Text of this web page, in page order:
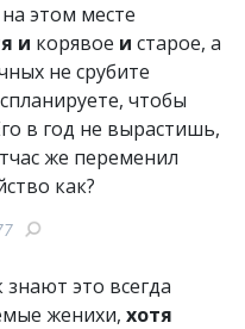
на этом месте
и корявое и старое, а
не срубите
чтобы
в год не вырастишь,
же переменил
как?
это всегда
женихи, хотя